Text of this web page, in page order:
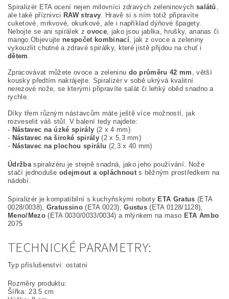
Spiralizér ETA ocení nejen milovníci zdravých zeleninových salátů ,
ale také příznivci RAW stravy. Hravě si s ním totiž připravíte
cuketové, mrkvové, okurkové, ale i například dýňové špagety.
Nebojte se ani spirálek zovoce, jako jsou jablka, hrušky, ananas či
mango.Objevujte nespočet kombinací, jak z ovoce a zeleniny
vykouzlit chutné a zdravé spirálky, které jistě přijdou na chuť i
dětem .
Zpracovávat můžete ovoce a zeleninu do průměru 42 mm , větší
kousky předtím nakrájejte. Spiralizér v sobě ukrývá kvalitní
nerezové nože, se kterými připravíte salát či lehký oběd snadno a
rychle.
Díky třem různým nástavcům máte ještě více možností, jak
rozveselit váš stůl. V balení tedy najdete:
- Nástavec na úzké spirály (2 x 4 mm)
- Nástavec na široké spirály(2 x 5,3 mm)
- Nástavec na plochou spirálu (2,3 x 40 mm)
Údržbaspiralizéru je stejně snadná, jako jeho používání. Nože
stačí jednodušeodejmout a opláchnouts běžným prostředkem na
nádobí.
Spiralizér je kompatibilní s kuchyňskými roboty ETA Gratus (ETA
0028/0038), Gratussino (ETA 0023),Gustus (ETA 0128/1128),
Meno/Mezo(ETA 0030/0033/0034) a mlýnkem na maso ETA Ambo
2075
TECHNICKÉ PARAMETRY:
Typ příslušenství: ostatní
Rozměry produktu:
Šířka: 23.5 cm